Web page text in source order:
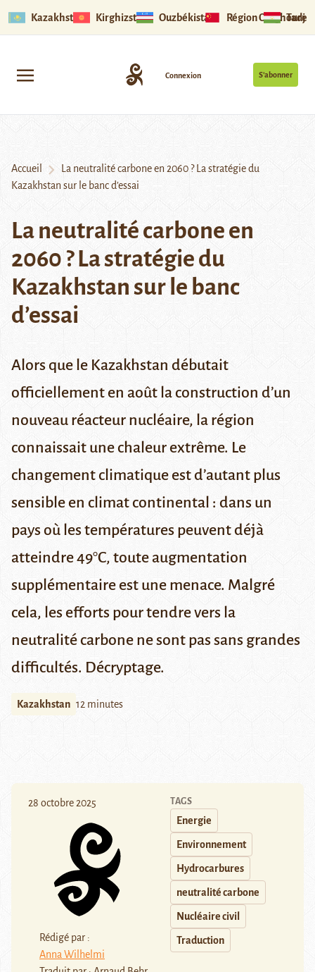
Kazakhstan Kirghizstan Ouzbékistan Région Ouïghoure
S’abonner
Connexion
Accueil
La neutralité carbone en 2060 ? La stratégie du
Kazakhstan sur le banc d’essai
La neutralité carbone en
2060 ? La stratégie du
Kazakhstan sur le banc
d’essai
Alors que le Kazakhstan débutait
officiellement en août la construction d’un
nouveau réacteur nucléaire, la région
connaissait une chaleur extrême. Le
changement climatique est d’autant plus
sensible en climat continental : dans un
pays où les températures peuvent déjà
atteindre 49°C, toute augmentation
supplémentaire est une menace. Malgré
cela, les efforts pour tendre vers la
neutralité carbone ne sont pas sans grandes
difficultés. Décryptage.
Kazakhstan 12 minutes
28 octobre 2025
Rédigé par :
Anna Wilhelmi
TAGS
Energie
Environnement
Hydrocarbures
neutralité carbone
Nucléaire civil
Traduction